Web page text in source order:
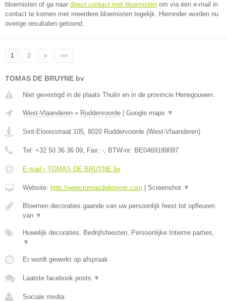
bloemisten of ga naar direct contact met bloemisten om via één e-mail in
contact te komen met meerdere bloemisten tegelijk. Hieronder worden nu
overige resultaten getoond.
1 2 » »»
TOMAS DE BRUYNE bv
Niet gevestigd in de plaats Thulin en in de provincie Henegouwen.
West-Vlaanderen » Ruddervoorde Google maps ▼
Sint-Elooisstraat 105, 8020 Ruddervoorde (West-Vlaanderen)
Tel: +32 50 36 36 09, Fax: -, BTW-nr: BE0469189097
E-mail › TOMAS DE BRUYNE bv
Website: http://www.tomasdebruyne.com Screenshot ▼
Bloemen decoraties gaande van uw persoonlijk feest tot opfleuren
van ▼
Huwelijk decoraties, Bedrijfsfeesten, Persoonlijke Intieme parties,
▼
Er wordt gewerkt op afspraak.
Laatste facebook posts ▼
Sociale media: